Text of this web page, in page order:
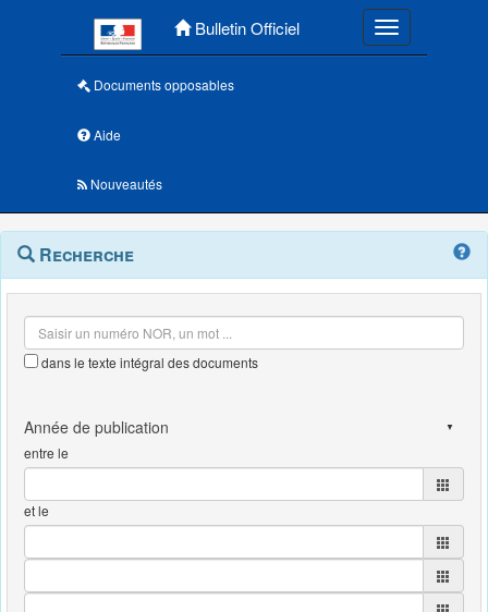
Bulletin Officiel Toggle
Documents opposables
Aide
Nouveautés
Navigation
outils
Menu
contextuel
Recherche
dans le texte intégral des documents
entre le
et le